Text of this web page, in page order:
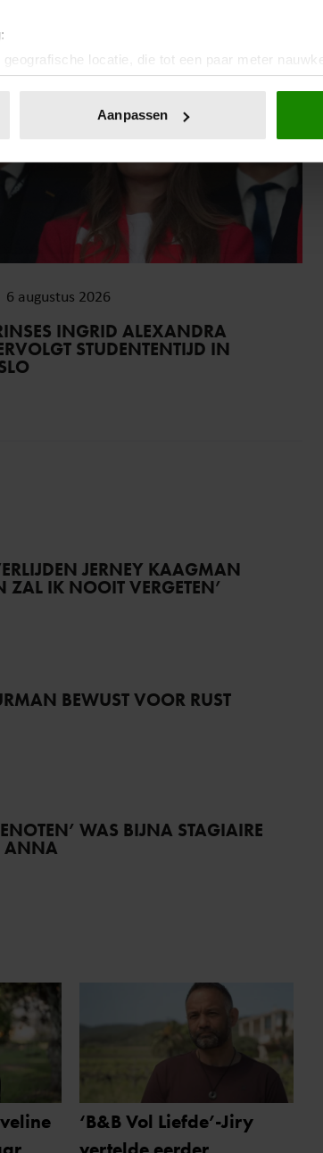
locatie, die tot een paar meter
actief te scannen op specifieke eigenschappen
intrekken in de Cookieverklaring.
te personaliseren, om functies voor
we informatie over uw gebruik van onze site
kunnen deze gegevens combineren met
basis van uw gebruik van hun services. U gaat
Aanpassen
6 augustus 2026
INGRID ALEXANDRA
STUDENTENTIJD IN
JERNEY KAAGMAN
ZAL IK NOOIT VERGETEN’
BEWUST VOOR RUST
WAS BIJNA STAGIAIRE
ANNA